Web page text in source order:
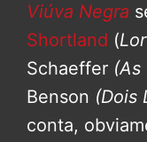
Viúva Negra
Shortland (
Schaeffer (As
Benson (Dois
conta,